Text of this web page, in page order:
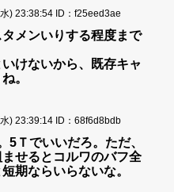
) 23:38:54 ID：f25eed3ae
メンいりする程度まで
けないから、既存キャ
。
) 23:39:14 ID：68f6d8bdb
5Ｔでいいだろ。ただ、
せるとコルワのバフ全
期ならいらないな。